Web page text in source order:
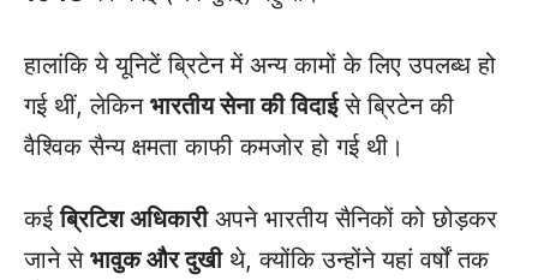
हालांकि ये यूनिटें ब्रिटेन में अन्य कामों के लिए उपलब्ध हो
गई थीं, लेकिन भारतीय सेना की विदाईसे ब्रिटेन की
वैश्विक सैन्य क्षमता काफी कमजोर हो गई थी।
कईब्रिटिश अधिकारीअपने भारतीय सैनिकों को छोड़कर
जाने से भावुक और दुखीथे, क्योंकि उन्होंने यहां वर्षों तक